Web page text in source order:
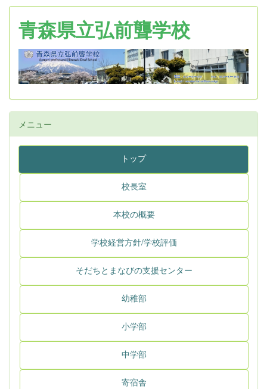
青森県立弘前聾学校
メニュー
トップ
校長室
本校の概要
学校経営方針/学校評価
そだちとまなびの支援センター
幼稚部
小学部
中学部
寄宿舎